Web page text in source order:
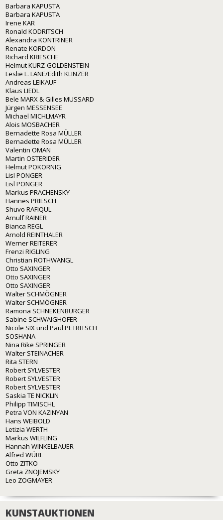
Barbara KAPUSTA
Barbara KAPUSTA
Irene KAR
Ronald KODRITSCH
Alexandra KONTRINER
Renate KORDON
Richard KRIESCHE
Helmut KURZ-GOLDENSTEIN
Leslie L. LANE/Edith KLINZER
Andreas LEIKAUF
Klaus LIEDL
Bele MARX & Gilles MUSSARD
Jürgen MESSENSEE
Michael MICHLMAYR
Alois MOSBACHER
Bernadette Rosa MÜLLER
Bernadette Rosa MÜLLER
Valentin OMAN
Martin OSTERIDER
Helmut POKORNIG
Lisl PONGER
Lisl PONGER
Markus PRACHENSKY
Hannes PRIESCH
Shuvo RAFIQUL
Arnulf RAINER
Bianca REGL
Arnold REINTHALER
Werner REITERER
Frenzi RIGLING
Christian ROTHWANGL
Otto SAXINGER
Otto SAXINGER
Otto SAXINGER
Walter SCHMÖGNER
Walter SCHMÖGNER
Ramona SCHNEKENBURGER
Sabine SCHWAIGHOFER
Nicole SIX und Paul PETRITSCH
SOSHANA
Nina Rike SPRINGER
Walter STEINACHER
Rita STERN
Robert SYLVESTER
Robert SYLVESTER
Robert SYLVESTER
Saskia TE NICKLIN
Philipp TIMISCHL
Petra VON KAZINYAN
Hans WEIBOLD
Letizia WERTH
Markus WILFLING
Hannah WINKELBAUER
Alfred WÜRL
Otto ZITKO
Greta ZNOJEMSKY
Leo ZOGMAYER
KUNSTAUKTIONEN